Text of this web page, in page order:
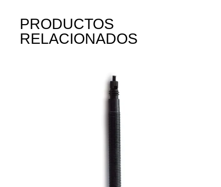
PRODUCTOS
RELACIONADOS